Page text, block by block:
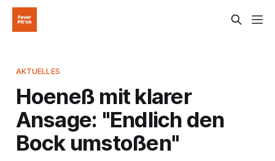
AKTUELLES
Hoeneß mit klarer
Ansage: "Endlich den
Bock umstoßen"